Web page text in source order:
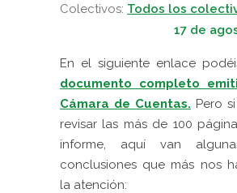
Colectivos: Todos los
17 de
En el siguiente enlace
documento completo
Cámara de Cuentas. Pero
revisar las más de 100
informe, aquí van
conclusiones que más nos
la atención: